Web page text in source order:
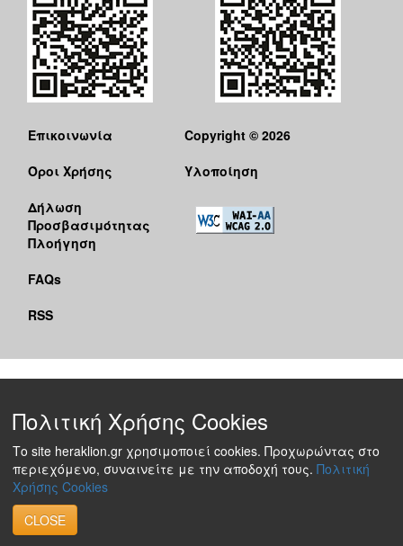
Επικοινωνία
Όροι Χρήσης
Δήλωση
Προσβασιμότητας
Πλοήγηση
FAQs
RSS
Copyright © 2026
Υλοποίηση
Πολιτική Χρήσης Cookies
Το site heraklion.gr χρησιμοποιεί cookies. Προχωρώντας στο
περιεχόμενο, συναινείτε με την αποδοχή τους. Πολιτική
Χρήσης Cookies
CLOSE